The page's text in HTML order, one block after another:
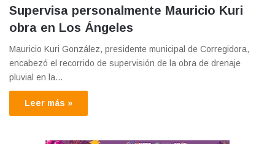
Supervisa personalmente Mauricio Kuri
obra en Los Ángeles
Mauricio Kuri González, presidente municipal de Corregidora,
encabezó el recorrido de supervisión de la obra de drenaje
pluvial en la…
Leer más »